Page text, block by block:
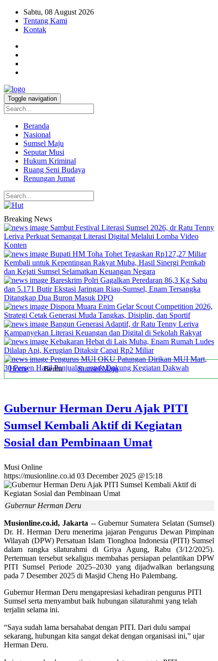
Sabtu, 08 August 2026
Tentang Kami
Kontak
Toggle navigation
Beranda
Nasional
Sumsel Maju
Seputar Musi
Hukum Kriminal
Ruang Seni Budaya
Renungan Jumat
Breaking News
Sambut Festival Literasi Sumsel 2026, dr Ratu Tenny
Leriva Perkuat Semangat Literasi Digital Melalui Lomba Video
Konten
Bupati HM Toha Tohet Tegaskan Rp127,27 Miliar
Kembali untuk Kepentingan Rakyat Muba, Hasil Sinergi Pemkab
dan Kejati Sumsel Selamatkan Keuangan Negara
Bareskrim Polri Gagalkan Peredaran 86,3 Kg Sabu
dan 5.171 Butir Ekstasi Jaringan Riau-Sumsel, Enam Tersangka
Ditangkap Dua Buron Masuk DPO
Dispora Muara Enim Gelar Scout Competition 2026,
Strategi Cetak Generasi Muda Tangkas, Disiplin, dan Sportif
Bangun Generasi Adaptif, dr Ratu Tenny Leriva
Kampanyekan Literasi Keuangan dan Digital di Sekolah Rakyat
Kebakaran Hebat di Lais Muba, Enam Rumah Ludes
Dilalap Api, Kerugian Ditaksir Capai Rp2 Miliar
Pengurus MUI OKU Patungan Dirikan MUI Mart,
30 Persen Hasil Penjualan untuk Dukung Kegiatan Dakwah
Home Berita Sumsel Maju
Gubernur Herman Deru Ajak PITI
Sumsel Kembali Aktif di Kegiatan
Sosial dan Pembinaan Umat
Musi Online
https://musionline.co.id 03 December 2025 @15:18
Gubernur Herman Deru
Musionline.co.id, Jakarta -- Gubernur Sumatera Selatan (Sumsel)
Dr. H. Herman Deru menerima jajaran Pengurus Dewan Pimpinan
Wilayah (DPW) Persatuan Islam Tionghoa Indonesia (PITI) Sumsel
dalam rangka silaturahmi di Griya Agung, Rabu (3/12/2025).
Pertemuan tersebut sekaligus membahas persiapan pelantikan DPW
PITI Sumsel Periode 2025–2030 yang dijadwalkan berlangsung
pada 7 Desember 2025 di Masjid Cheng Ho Palembang.
Gubernur Herman Deru mengapresiasi kehadiran pengurus PITI
Sumsel serta menyambut baik hubungan silaturahmi yang telah
terjalin selama ini.
“Saya sudah lama bersahabat dengan PITI. Dari dulu sampai
sekarang, hubungan kita sangat dekat dengan organisasi ini,” ujar
Herman Deru.